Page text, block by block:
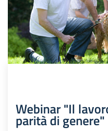
Webinar "Il
parità di genere"